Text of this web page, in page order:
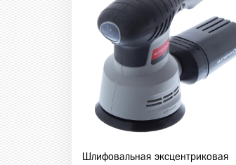
Шлифовальная эксцентриковая